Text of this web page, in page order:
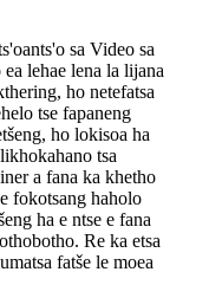
sa Video sa
lehae lena la lijana
ho netefatsa
tse fapaneng
ho lokisoa ha
tsa
a fana ka khetho
fokotsang haholo
ha e ntse e fana
Re ka etsa
fatše le moea